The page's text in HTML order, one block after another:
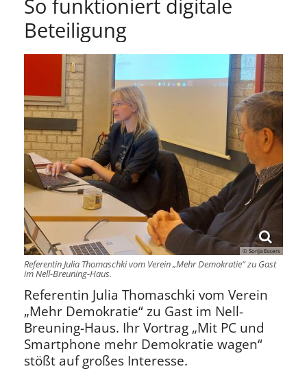
So funktioniert digitale
Beteiligung
© Sonja Essers
Referentin Julia Thomaschki vom Verein „Mehr Demokratie“ zu Gast
im Nell-Breuning-Haus.
Referentin Julia Thomaschki vom Verein
„Mehr Demokratie“ zu Gast im Nell-
Breuning-Haus. Ihr Vortrag „Mit PC und
Smartphone mehr Demokratie wagen“
stößt auf großes Interesse.